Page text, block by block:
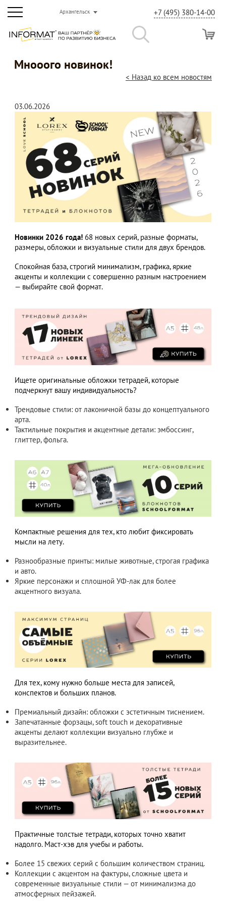
Архангельск +7 (495) 380-14-00
Мнооого новинок!
< Назад ко всем новостям
03.06.2026
Новинки 2026 года! 68 новых серий, разные форматы,
размеры, обложки и визуальные стили для двух брендов.
Спокойная база, строгий минимализм, графика, яркие
акценты и коллекции с совершенно разным настроением
— выбирайте свой формат.
Ищете оригинальные обложки тетрадей, которые
подчеркнут вашу индивидуальность?
Трендовые стили: от лаконичной базы до концептуального
арта.
Тактильные покрытия и акцентные детали: эмбоссинг,
глиттер, фольга.
Компактные решения для тех, кто любит фиксировать
мысли на лету.
Разнообразные принты: милые животные, строгая графика
и авто.
Яркие персонажи и сплошной УФ-лак для более
акцентного визуала.
Для тех, кому нужно больше места для записей,
конспектов и больших планов.
Премиальный дизайн: обложки с эстетичным тиснением.
Запечатанные форзацы, soft touch и декоративные
акценты делают коллекции визуально глубже и
выразительнее.
Практичные толстые тетради, которых точно хватит
надолго. Маст-хэв для учебы и работы.
Более 15 свежих серий с большим количеством страниц.
Коллекции с акцентом на фактуры, сложные цвета и
современные визуальные стили — от минимализма до
атмосферных пейзажей.